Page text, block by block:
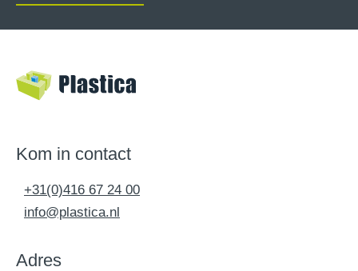
Kom in contact
+31(0)416 67 24 00
info@plastica.nl
Adres